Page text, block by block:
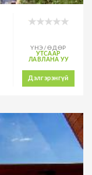
ҮНЭ/ӨДӨР
УТСААР
ЛАВЛАНА УУ
Дэлгэрэнгүй